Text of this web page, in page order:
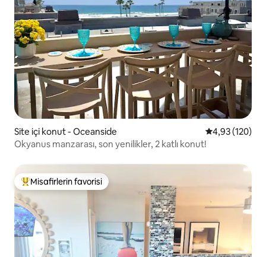
Site içi konut - Oceanside 5 üzerinden
4,93 (120)
Okyanus manzarası, son yenilikler, 2 katlı konut!
Misafirlerin favorilerinden en beğenilenler arasında
Misafirlerin favorisi